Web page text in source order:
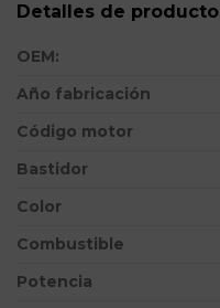
Detalles de producto
OEM:
Año fabricación
Código motor
Bastidor
Color
Combustible
Potencia